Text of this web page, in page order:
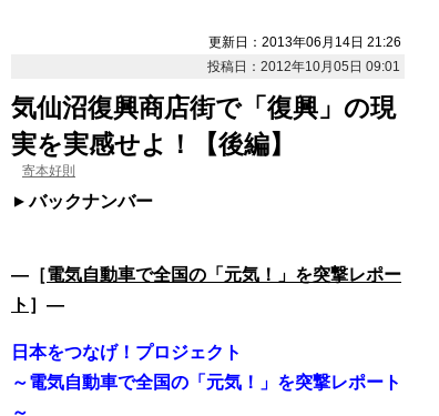
更新日：2013年06月14日 21:26
投稿日：2012年10月05日 09:01
気仙沼復興商店街で「復興」の現
実を実感せよ！【後編】
寄本好則
バックナンバー
―［電気自動車で全国の「元気！」を突撃レポー
ト ］―
日本をつなげ！プロジェクト
～電気自動車で全国の「元気！」を突撃レポート
～